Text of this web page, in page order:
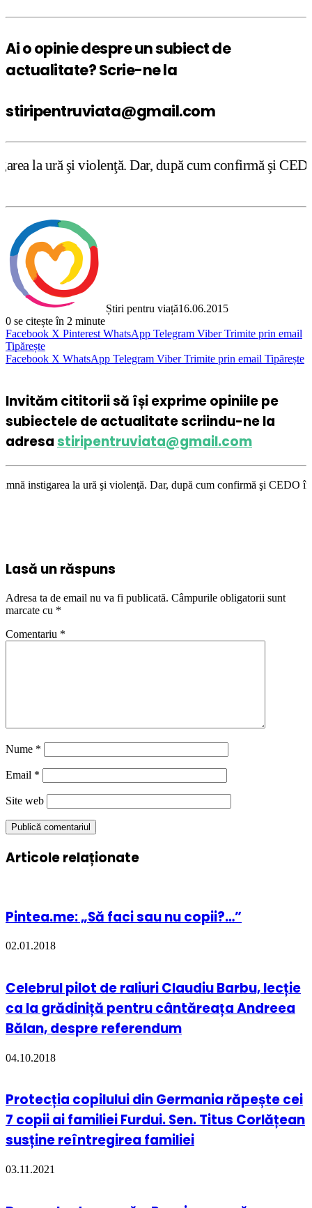
Ai o opinie despre un subiect de
actualitate? Scrie-ne la
stiripentruviata@gmail.com
violenţă. Dar, după cum confirmă şi CEDO în
Știri pentru viață16.06.2015
0 se citește în 2 minute
Facebook X Pinterest WhatsApp Telegram Viber Trimite prin email
Tipărește
Facebook X WhatsApp Telegram Viber Trimite prin email Tipărește
Invităm cititorii să își exprime opiniile pe
subiectele de actualitate scriindu-ne la
adresastiripentruviata@gmail.com
la ură şi violenţă. Dar, după cum confirmă şi CEDO în cazul
Lasă un răspuns
Adresa ta de email nu va fi publicată. Câmpurile obligatorii sunt
marcate cu *
Comentariu *
Nume *
Email *
Site web
Articole relaționate
Pintea.me: „Să faci sau nu copii?…”
02.01.2018
Celebrul pilot de raliuri Claudiu Barbu, lecție
ca la grădiniță pentru cântăreața Andreea
Bălan, despre referendum
04.10.2018
Protecția copilului din Germania răpește cei
7 copii ai familiei Furdui. Sen. Titus Corlățean
susține reîntregirea familiei
03.11.2021